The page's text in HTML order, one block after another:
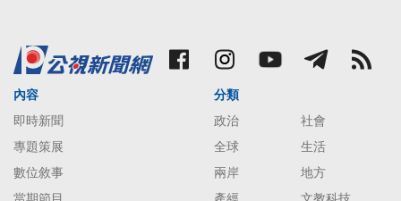
內容
即時新聞
專題策展
數位敘事
分類
政治
社會
全球
生活
兩岸
地方